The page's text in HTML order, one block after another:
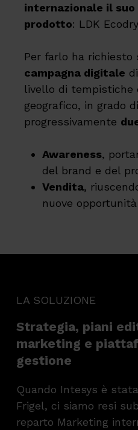
internazionale il suo
prodotto: LDK
Per farlo ha richiesto
campagna digitale
livello di tempistiche
geografico, in grado
progressivamente
Awareness,
del brand e del
Vendita,
nuove
LA SOLUZIONE
Strategia, piani
marketing e
gestione
Quando Intesys è
Frigel, ci siamo resi
reparto Marketing